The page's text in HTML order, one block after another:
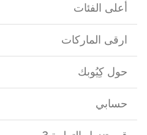
أعلى الفئات
ارقى الماركات
حول كِيُوبك
حسابي